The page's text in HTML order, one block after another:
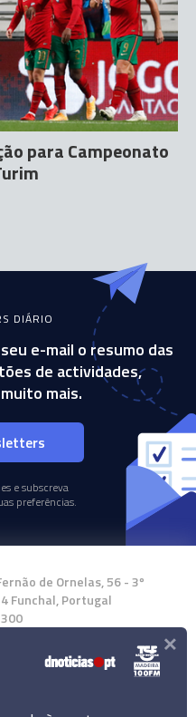
para Campeonato
DIÁRIO
e-mail o resumo das
de actividades,
mais.
e subscreva
preferências.
de Ornelas, 56 - 3º
Funchal, Portugal
App ×